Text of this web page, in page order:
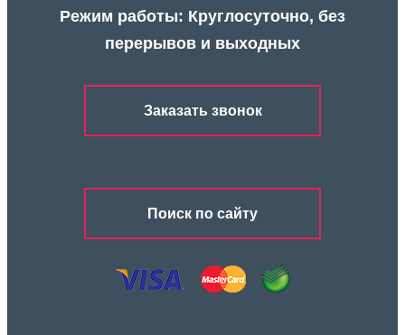
Режим работы: Круглосуточно, без
перерывов и выходных
Заказать звонок
Поиск по сайту